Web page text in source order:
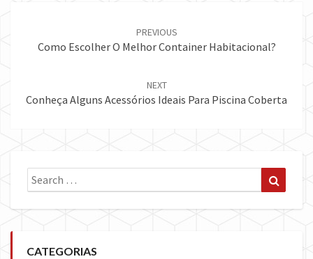
PREVIOUS
Como Escolher O Melhor Container Habitacional?
NEXT
Conheça Alguns Acessórios Ideais Para Piscina Coberta
Search
for:
CATEGORIAS